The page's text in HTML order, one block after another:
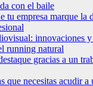
con el baile
innovaciones
running natural